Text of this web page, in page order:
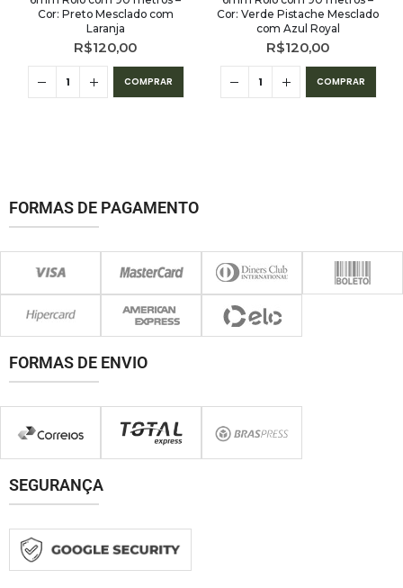
Cor: Preto Mesclado com
Laranja
R$120,00
COMPRAR
Cor: Verde Pistache Mesclado
com Azul Royal
R$120,00
COMPRAR
FORMAS DE PAGAMENTO
FORMAS DE ENVIO
SEGURANÇA